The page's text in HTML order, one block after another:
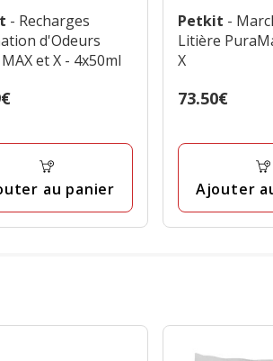
- Recharges
d'Odeurs
et X - 4x50ml
au panier
Petkit - Marche pour
Litière
X
Prix
73.50€
Ajouter